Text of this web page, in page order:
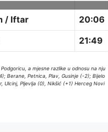
/ Iftar 20:06
21:49
Podgoricu, a mjesne razlike u odnosu na nju
Berane, Petnica, Plav, Gusinje (-2); Bijelo
Ulcinj, Pljevlja (0), Nikšić (+1) Herceg Novi